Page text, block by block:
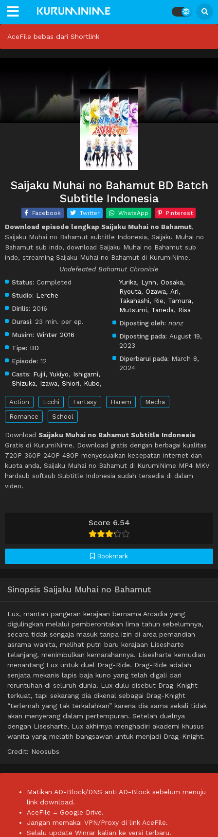
AceFile bebas dari Shortlink
Score 6.54
Bookmark
Saijaku Muhai no Bahamut BD Batch
Subtitle Indonesia
Facebook Twitter WhatsApp Pinterest
Download episode lengkap Saijaku Muhai no Bahamut,
Saijaku Muhai no Bahamut subtitle Indonesia, Saijaku Muhai no
Bahamut sub indo, download Saijaku Muhai no Bahamut sub
indo, streaming Saijaku Muhai no Bahamut di KurumiNime.
Undefeated Bahamut Chronicle
Status: Completed
Studio: Lerche
Dirilis: 2016
Durasi: 23 min. per ep.
Musim: Winter 2016
Tipe: BD
Episode: 12
Casts: Fujii, Yukiyo, Ishigami,
Shizuka, Izawa, Shiori, Kubo,
Yurika, Lynn, Oosaka,
Ryouta, Ozawa, Ari,
Takahashi, Rie, Tamura,
Mutsumi, Taneda, Risa
Diposting oleh: nanz
Diposting pada: August 19,
2023
Diperbarui pada: March 8,
2024
Action Ecchi Fantasy Harem
Mecha
Romance
School
Download Saijaku Muhai no Bahamut Subtitle Indonesia
Gratis di KurumiNime. Download gratis dengan berbagai kualitas
720P 360P 240P 480P menyesuaikan kecepatan internet dan
kuota anda, Saijaku Muhai no Bahamut di KurumiNime MP4 MKV
hardsub softsub Subtitle Indonesia sudah tersedia di dalam
video.
Sinopsis Saijaku Muhai no Bahamut
Lux, mantan pangeran kerajaan bernama Arcadia yang
digulingkan melalui pemberontakan lima tahun sebelumnya,
secara tidak sengaja masuk tanpa izin di area pemandian
asrama wanita, melihat putri baru kerajaan Lisesharte
telanjang, menimbulkan kemarahannya. Lisesharte kemudian
menantang Lux untuk duel Drag-Ride. Drag-Ride adalah
senjata mekanis lapis baja kuno yang telah digali dari
reruntuhan di seluruh dunia. Lux dulu disebut Drag-Knight
terkuat, tapi sekarang dia dikenal sebagai Drag-Knight
“terlemah yang tak terkalahkan” karena dia sama sekali tidak
akan menyerang dalam pertempuran. Setelah duelnya
dengan Lisesharte, Lux akhirnya menghadiri akademi khusus
wanita yang melatih bangsawan untuk menjadi Drag-Knight.
Credit: Neosubs
Matikan AD-Block/DNS anti AD-Block sebelum menuju
link download.
AceFile = Google Drive.
Jangan memakai VPN/Proxy di link AceFile.
Selalu update Winrar kalian ke versi terbaru.